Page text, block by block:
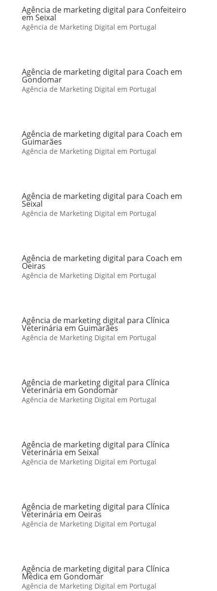
Agência de marketing digital para Confeiteiro
em Seixal
Agência de Marketing Digital em Portugal
Agência de marketing digital para Coach em
Gondomar
Agência de Marketing Digital em Portugal
Agência de marketing digital para Coach em
Guimarães
Agência de Marketing Digital em Portugal
Agência de marketing digital para Coach em
Seixal
Agência de Marketing Digital em Portugal
Agência de marketing digital para Coach em
Oeiras
Agência de Marketing Digital em Portugal
Agência de marketing digital para Clínica
Veterinária em Guimarães
Agência de Marketing Digital em Portugal
Agência de marketing digital para Clínica
Veterinária em Gondomar
Agência de Marketing Digital em Portugal
Agência de marketing digital para Clínica
Veterinária em Seixal
Agência de Marketing Digital em Portugal
Agência de marketing digital para Clínica
Veterinária em Oeiras
Agência de Marketing Digital em Portugal
Agência de marketing digital para Clínica
Médica em Gondomar
Agência de Marketing Digital em Portugal